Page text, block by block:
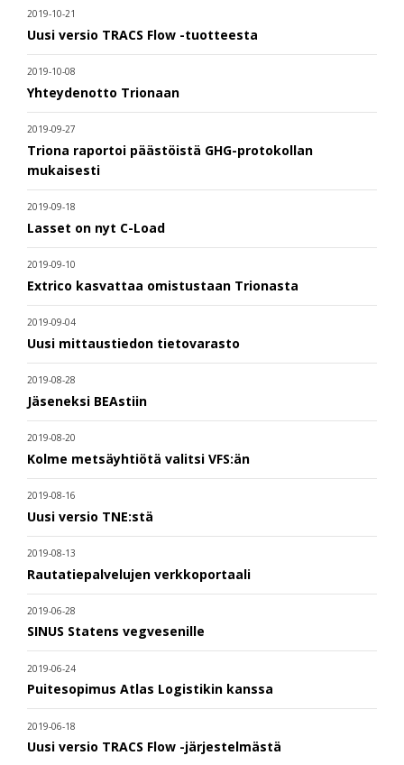
2019-10-21
Uusi versio TRACS Flow -tuotteesta
2019-10-08
Yhteydenotto Trionaan
2019-09-27
Triona raportoi päästöistä GHG-protokollan
mukaisesti
2019-09-18
Lasset on nyt C-Load
2019-09-10
Extrico kasvattaa omistustaan Trionasta
2019-09-04
Uusi mittaustiedon tietovarasto
2019-08-28
Jäseneksi BEAstiin
2019-08-20
Kolme metsäyhtiötä valitsi VFS:än
2019-08-16
Uusi versio TNE:stä
2019-08-13
Rautatiepalvelujen verkkoportaali
2019-06-28
SINUS Statens vegvesenille
2019-06-24
Puitesopimus Atlas Logistikin kanssa
2019-06-18
Uusi versio TRACS Flow -järjestelmästä